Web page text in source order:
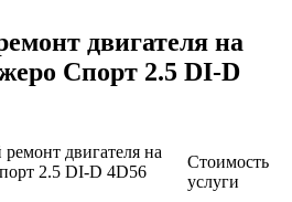
двигателя на
Спорт 2.5 DI-D
двигателя на
2.5 DI-D 4D56
Стоимость
услуги